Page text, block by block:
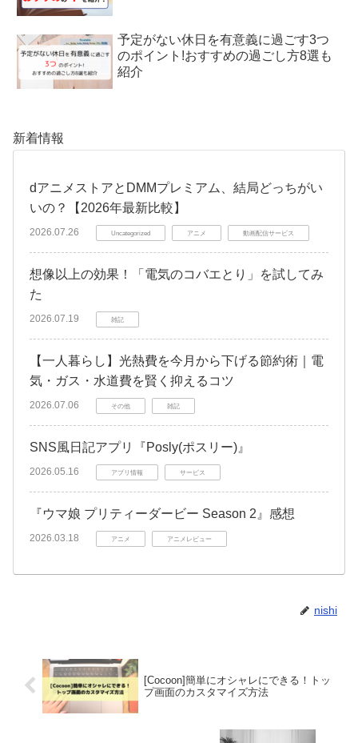
予定がない休日を有意義に過ごす3つ
のポイント!おすすめの過ごし方8選も
紹介
新着情報
dアニメストアとDMMプレミアム、結局どっちがい
いの？【2026年最新比較】
2026.07.26 Uncategorized アニメ 動画配信サービス
想像以上の効果！「電気のコバエとり」を試してみ
た
2026.07.19 雑記
【一人暮らし】光熱費を今月から下げる節約術｜電
気・ガス・水道費を賢く抑えるコツ
2026.07.06 その他 雑記
SNS風日記アプリ『Posly(ポスリー)』
2026.05.16 アプリ情報 サービス
『ウマ娘 プリティーダービー Season 2』感想
2026.03.18 アニメ アニメレビュー
nishi
[Cocoon]簡単にオシャレにできる！トッ
プ画面のカスタマイズ方法